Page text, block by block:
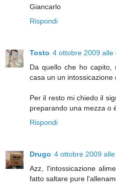
Giancarlo
Rispondi
Tosto 4 ottobre 2009 alle
Da quello che ho
casa un un intossicazione
Per il resto mi chiedo il
preparando una mezza o
Rispondi
Drugo 4 ottobre 2009
Azz, l'intossicazione
fatto saltare pure